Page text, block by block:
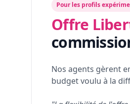
Pour les profils
Offre
Nos agents gèrent
budget voulu à la